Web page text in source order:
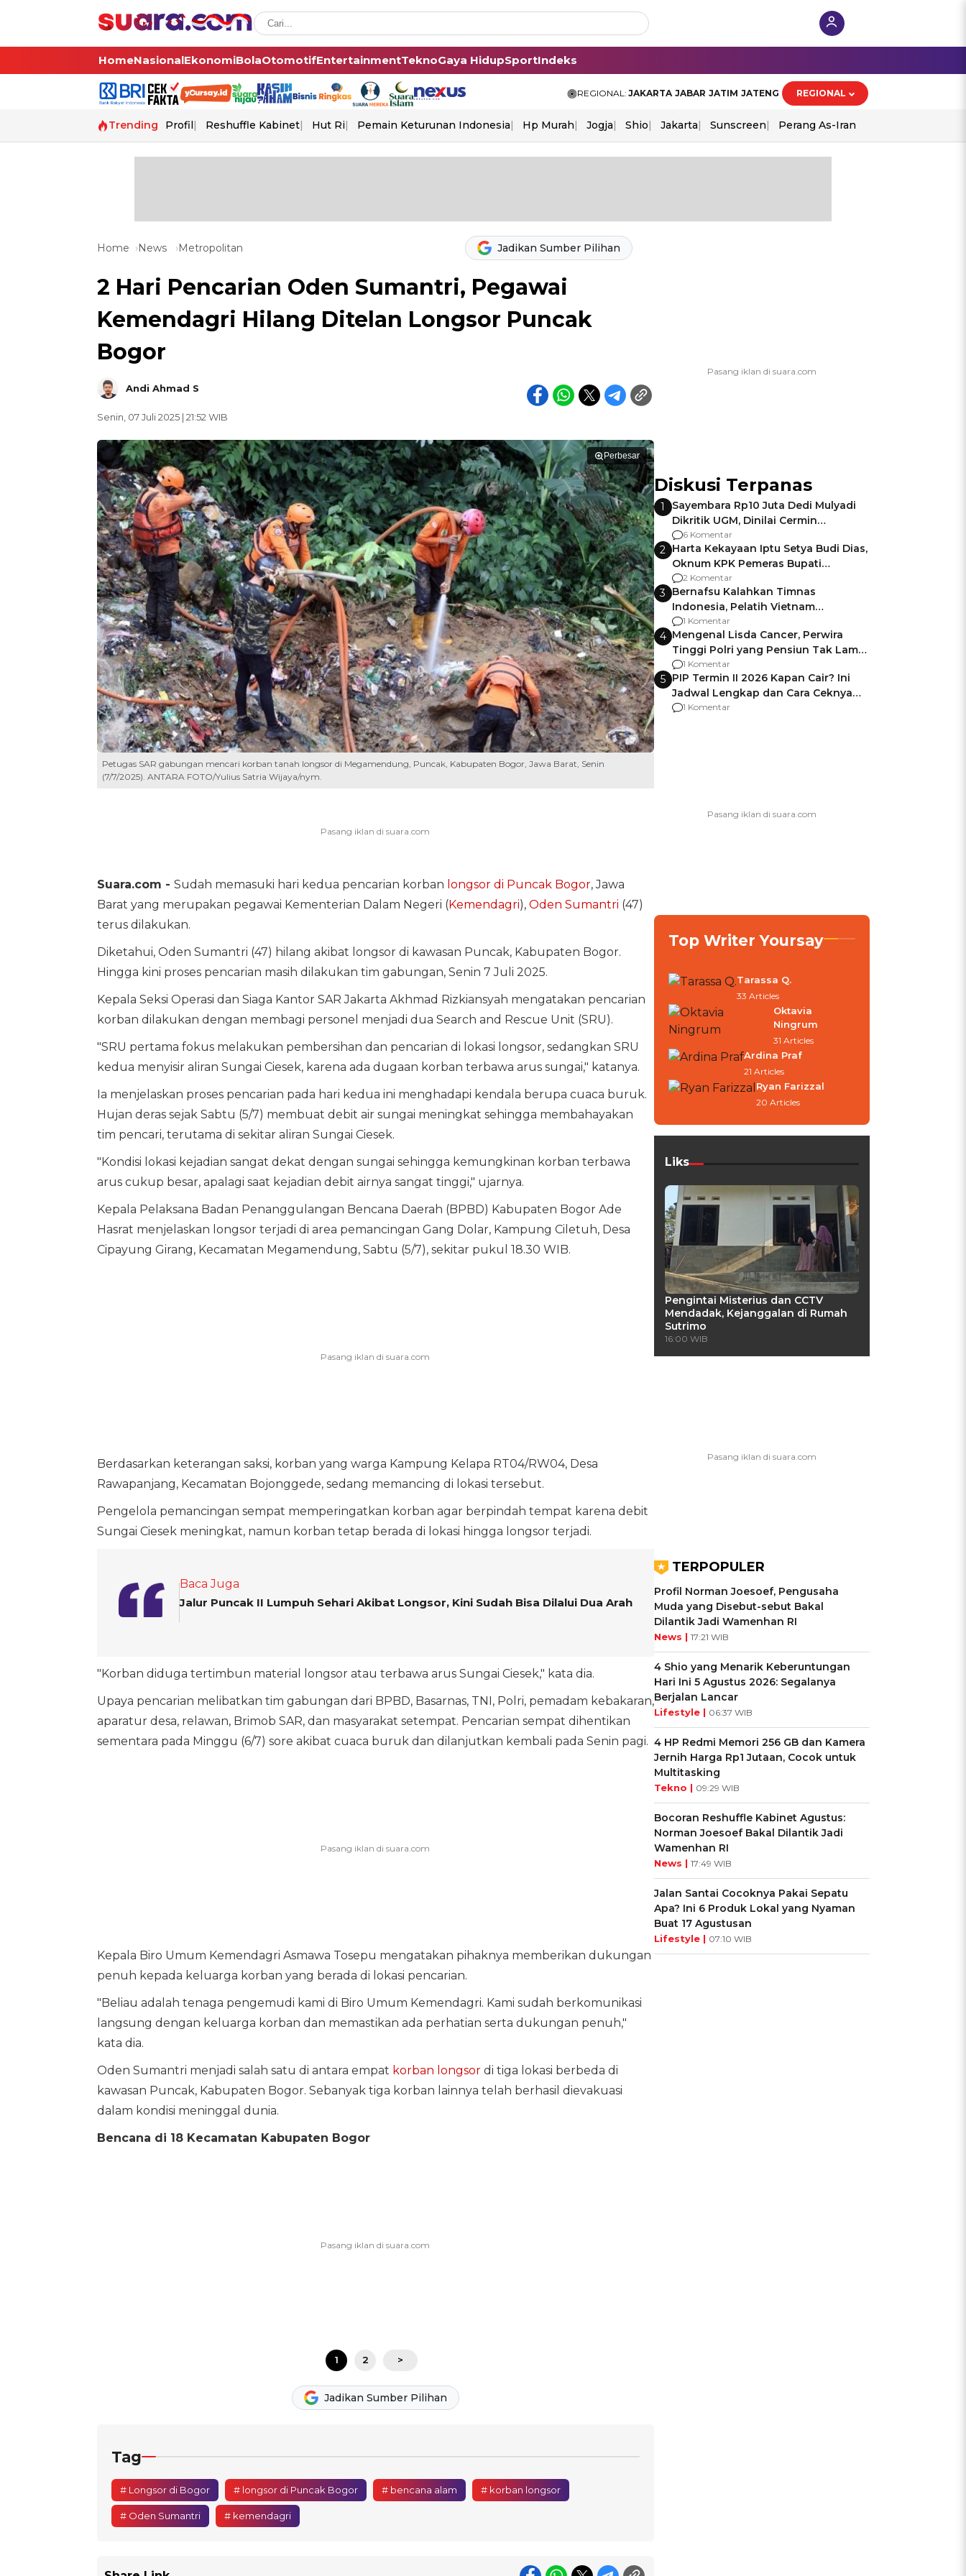
HomeNasionalEkonomiBolaOtomotifEntertainmentTeknoGaya HidupSportIndeks
REGIONAL: JAKARTA JABAR JATIM JATENG REGIONAL
Trending Profil Reshuffle Kabinet Hut Ri Pemain Keturunan Indonesia Hp Murah Jogja Shio Jakarta Sunscreen Perang As-Iran
Home News Metropolitan Jadikan Sumber Pilihan
2 Hari Pencarian Oden Sumantri, Pegawai
Kemendagri Hilang Ditelan Longsor Puncak
Bogor
Andi Ahmad S
Senin, 07 Juli 2025 | 21:52 WIB
Perbesar
Petugas SAR gabungan mencari korban tanah longsor di Megamendung, Puncak, Kabupaten Bogor, Jawa Barat, Senin
(7/7/2025). ANTARA FOTO/Yulius Satria Wijaya/nym.
Suara.com - Sudah memasuki hari kedua pencarian korban longsor di Puncak Bogor, Jawa
Barat yang merupakan pegawai Kementerian Dalam Negeri (Kemendagri), Oden Sumantri (47)
terus dilakukan.
Diketahui, Oden Sumantri (47) hilang akibat longsor di kawasan Puncak, Kabupaten Bogor.
Hingga kini proses pencarian masih dilakukan tim gabungan, Senin 7 Juli 2025.
Kepala Seksi Operasi dan Siaga Kantor SAR Jakarta Akhmad Rizkiansyah mengatakan pencarian
korban dilakukan dengan membagi personel menjadi dua Search and Rescue Unit (SRU).
"SRU pertama fokus melakukan pembersihan dan pencarian di lokasi longsor, sedangkan SRU
kedua menyisir aliran Sungai Ciesek, karena ada dugaan korban terbawa arus sungai," katanya.
Ia menjelaskan proses pencarian pada hari kedua ini menghadapi kendala berupa cuaca buruk.
Hujan deras sejak Sabtu (5/7) membuat debit air sungai meningkat sehingga membahayakan
tim pencari, terutama di sekitar aliran Sungai Ciesek.
"Kondisi lokasi kejadian sangat dekat dengan sungai sehingga kemungkinan korban terbawa
arus cukup besar, apalagi saat kejadian debit airnya sangat tinggi," ujarnya.
Kepala Pelaksana Badan Penanggulangan Bencana Daerah (BPBD) Kabupaten Bogor Ade
Hasrat menjelaskan longsor terjadi di area pemancingan Gang Dolar, Kampung Ciletuh, Desa
Cipayung Girang, Kecamatan Megamendung, Sabtu (5/7), sekitar pukul 18.30 WIB.
Berdasarkan keterangan saksi, korban yang warga Kampung Kelapa RT04/RW04, Desa
Rawapanjang, Kecamatan Bojonggede, sedang memancing di lokasi tersebut.
Pengelola pemancingan sempat memperingatkan korban agar berpindah tempat karena debit
Sungai Ciesek meningkat, namun korban tetap berada di lokasi hingga longsor terjadi.
Baca Juga
Jalur Puncak II Lumpuh Sehari Akibat Longsor, Kini Sudah Bisa Dilalui Dua Arah
"Korban diduga tertimbun material longsor atau terbawa arus Sungai Ciesek," kata dia.
Upaya pencarian melibatkan tim gabungan dari BPBD, Basarnas, TNI, Polri, pemadam kebakaran,
aparatur desa, relawan, Brimob SAR, dan masyarakat setempat. Pencarian sempat dihentikan
sementara pada Minggu (6/7) sore akibat cuaca buruk dan dilanjutkan kembali pada Senin pagi.
Kepala Biro Umum Kemendagri Asmawa Tosepu mengatakan pihaknya memberikan dukungan
penuh kepada keluarga korban yang berada di lokasi pencarian.
"Beliau adalah tenaga pengemudi kami di Biro Umum Kemendagri. Kami sudah berkomunikasi
langsung dengan keluarga korban dan memastikan ada perhatian serta dukungan penuh,"
kata dia.
Oden Sumantri menjadi salah satu di antara empat korban longsordi tiga lokasi berbeda di
kawasan Puncak, Kabupaten Bogor. Sebanyak tiga korban lainnya telah berhasil dievakuasi
dalam kondisi meninggal dunia.
Bencana di 18 Kecamatan Kabupaten Bogor
1 2 >
Jadikan Sumber Pilihan
Tag
# Longsor di Bogor # longsor di Puncak Bogor # bencana alam # korban longsor
# Oden Sumantri # kemendagri
Diskusi Terpanas
1
Sayembara Rp10 Juta Dedi Mulyadi
Dikritik UGM, Dinilai Cermin
Gagalnya Negara Jamin Keamanan
6 Komentar
2 Harta Kekayaan Iptu Setya Budi Dias,
Oknum KPK Pemeras Bupati
Pemalang
2 Komentar
3 Bernafsu Kalahkan Timnas
Indonesia, Pelatih Vietnam
Berencana Pakai Jimat di Pakansari
1 Komentar
4 Mengenal Lisda Cancer, Perwira
Tinggi Polri yang Pensiun Tak Lama
Usai Jadi Brigjen
1 Komentar
5 PIP Termin II 2026 Kapan Cair? Ini
Jadwal Lengkap dan Cara Ceknya
agar Dana Tidak Hangus!
1 Komentar
Top Writer Yoursay
Tarassa Q.
33 Articles
Oktavia
Ningrum
31 Articles
Ardina Praf
21 Articles
Ryan Farizzal
20 Articles
Liks
Pengintai Misterius dan CCTV
Mendadak, Kejanggalan di Rumah
Sutrimo
16:00 WIB
TERPOPULER
Profil Norman Joesoef, Pengusaha
Muda yang Disebut-sebut Bakal
Dilantik Jadi Wamenhan RI
News | 17:21 WIB
4 Shio yang Menarik Keberuntungan
Hari Ini 5 Agustus 2026: Segalanya
Berjalan Lancar
Lifestyle | 06:37 WIB
4 HP Redmi Memori 256 GB dan Kamera
Jernih Harga Rp1 Jutaan, Cocok untuk
Multitasking
Tekno | 09:29 WIB
Bocoran Reshuffle Kabinet Agustus:
Norman Joesoef Bakal Dilantik Jadi
Wamenhan RI
News | 17:49 WIB
Jalan Santai Cocoknya Pakai Sepatu
Apa? Ini 6 Produk Lokal yang Nyaman
Buat 17 Agustusan
Lifestyle | 07:10 WIB